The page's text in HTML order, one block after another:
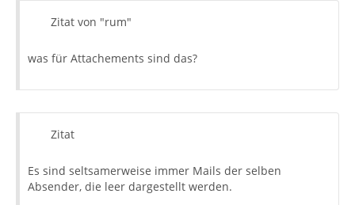
Zitat von "rum"
was für Attachements sind das?
Zitat
Es sind seltsamerweise immer Mails der selben
Absender, die leer dargestellt werden.